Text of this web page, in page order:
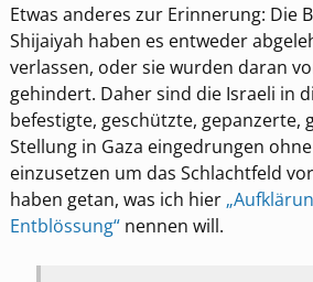
Etwas anderes zur Erinnerung: Die
Shijaiyah haben es entweder
verlassen, oder sie wurden daran
gehindert. Daher sind die Israeli in
befestigte, geschützte, gepanzerte,
Stellung in Gaza eingedrungen
einzusetzen um das Schlachtfeld
haben getan, was ich hier
Entblössung“nennen will.